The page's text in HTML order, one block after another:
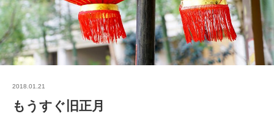
2018.01.21
もうすぐ旧正月